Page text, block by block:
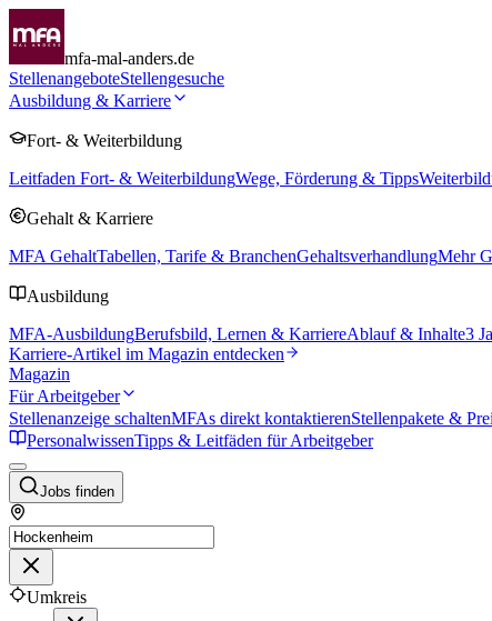
mfa-mal-anders.de
StellenangeboteStellengesuche
Ausbildung & Karriere
Fort- & Weiterbildung
Leitfaden Fort- & WeiterbildungWege, Förderung & Tipps
Gehalt & Karriere
MFA GehaltTabellen, Tarife & BranchenGehaltsverhandlungMehr
Ausbildung
MFA-AusbildungBerufsbild, Lernen & KarriereAblauf & Inhalte3
Karriere-Artikel im Magazin entdecken
Magazin
Für Arbeitgeber
Stellenanzeige schaltenMFAs direkt kontaktierenStellenpakete &
PersonalwissenTipps & Leitfäden für Arbeitgeber
Jobs finden
Umkreis